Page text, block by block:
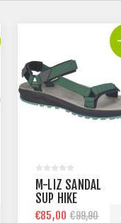
M-LIZ SANDAL
SUP HIKE
€85,00 €99,90